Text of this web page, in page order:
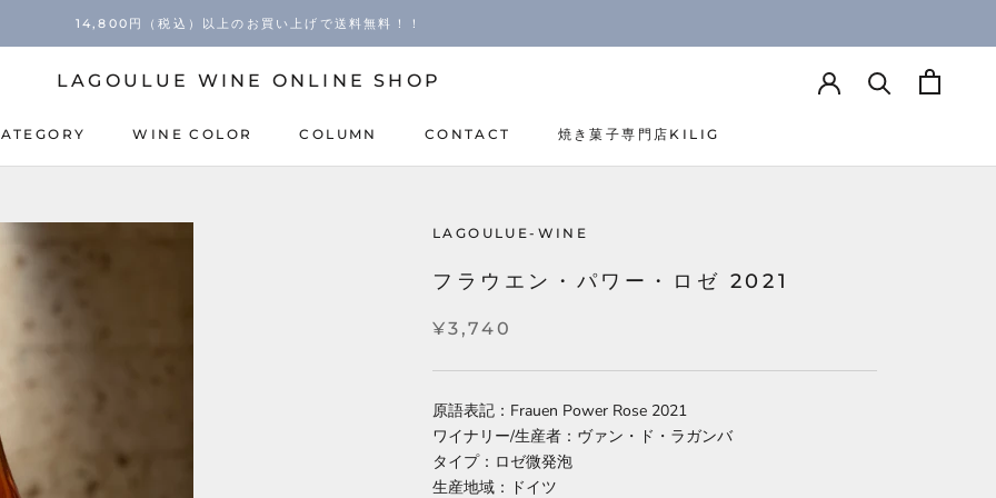
14,800円（税込）以上のお買い上げで送料無料！！
WINE COLOR
COLUMN
CONTACT
焼き菓子専門店KILIG
LAGOULUE WINE ONLINE SHOP
LAGOULUE-WINE
フラウエン・パワー・ロゼ 2021
¥3,740
原語表記：Frauen Power Rose 2021
ワイナリー/生産者：ヴァン・ド・ラガンバ
タイプ：ロゼ微発泡
生産地域：ドイツ